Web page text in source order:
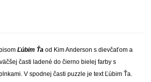
Ľúbim Ťa od Kim Anderson s dievčaťom a
časti ladené do čierno bielej farby s
V spodnej časti puzzle je text Ľúbim Ťa.